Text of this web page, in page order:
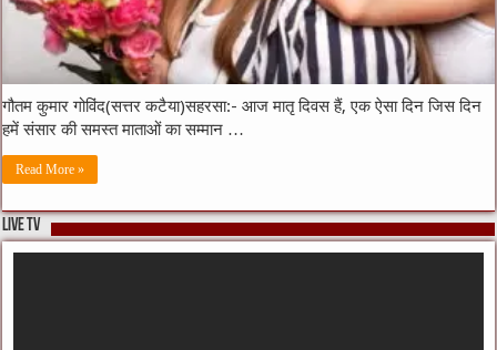
गौतम कुमार गोविंद(सत्तर कटैया)सहरसा:- आज मातृ दिवस हैं, एक ऐसा दिन जिस दिन
हमें संसार की समस्त माताओं का सम्मान …
Read More »
LIVE TV